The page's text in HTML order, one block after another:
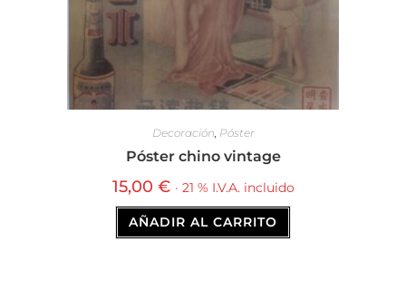
Decoración Póster
Póster chino vintage
15,00 € · 21 % I.V.A. incluido
AÑADIR AL CARRITO